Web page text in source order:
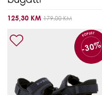
125,30 KM 179,00 KM
POPUST
-30%